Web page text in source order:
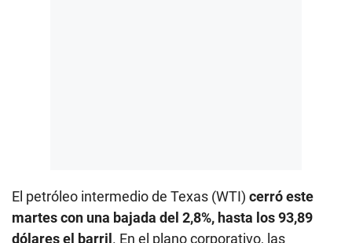
El petróleo intermedio de Texas (WTI) cerró este
martes con una bajada del 2,8%, hasta los 93,89
dólares el barril. En el plano corporativo, las